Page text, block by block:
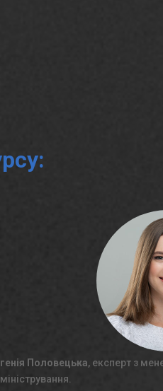
Половецька, експерт з